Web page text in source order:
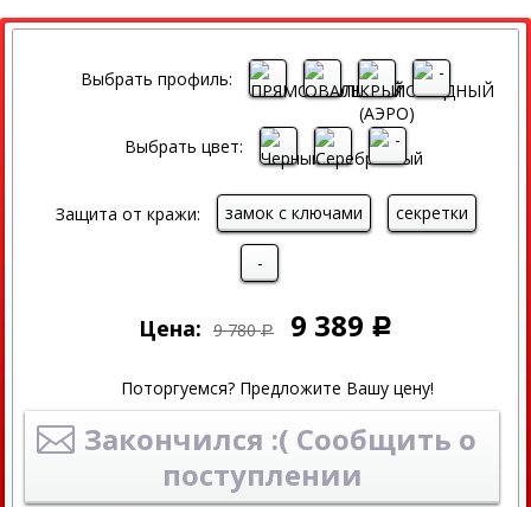
СКИДКА
Выбрать профиль:
Выбрать цвет:
Защита от кражи: замок с ключами секретки
-
Цена: 9 780 Р 9 389 Р
Поторгуемся? Предложите Вашу цену!
Закончился :( Сообщить о
поступлении